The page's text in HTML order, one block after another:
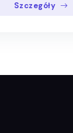
Szczegóły